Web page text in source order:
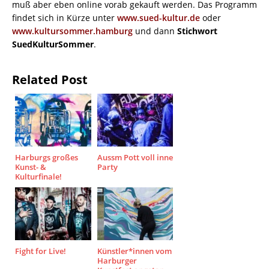
muß aber eben online vorab gekauft werden. Das Programm
findet sich in Kürze unter www.sued-kultur.de oder
www.kultursommer.hamburg und dann Stichwort
SuedKulturSommer.
Related Post
Harburgs großes
Kunst- &
Kulturfinale!
Aussm Pott voll inne
Party
Fight for Live!
Künstler*innen vom
Harburger